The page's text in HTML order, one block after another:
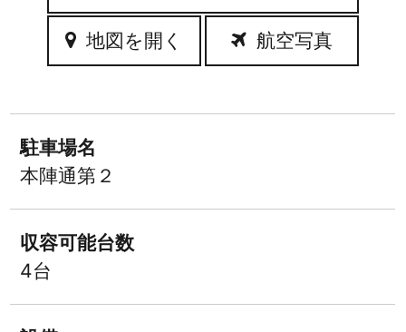
地図を開く 航空写真
駐車場名
本陣通第２
収容可能台数
4台